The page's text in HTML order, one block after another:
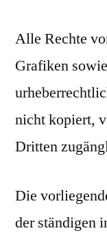
Alle Rechte
Grafiken
nicht kopiert,
Dritten
Die
der ständigen